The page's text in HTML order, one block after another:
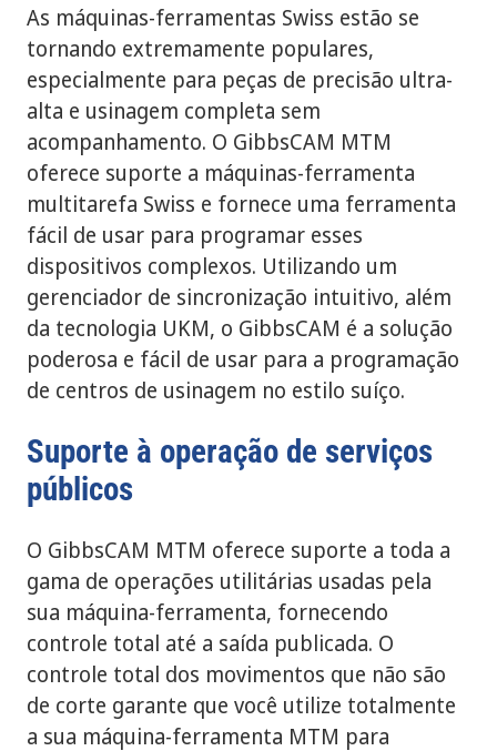
As máquinas-ferramentas Swiss estão se
tornando extremamente populares,
especialmente para peças de precisão ultra-
alta e usinagem completa sem
acompanhamento. O GibbsCAM MTM
oferece suporte a máquinas-ferramenta
multitarefa Swiss e fornece uma ferramenta
fácil de usar para programar esses
dispositivos complexos. Utilizando um
gerenciador de sincronização intuitivo, além
da tecnologia UKM, o GibbsCAM é a solução
poderosa e fácil de usar para a programação
de centros de usinagem no estilo suíço.
Suporte à operação de serviços
públicos
O GibbsCAM MTM oferece suporte a toda a
gama de operações utilitárias usadas pela
sua máquina-ferramenta, fornecendo
controle total até a saída publicada. O
controle total dos movimentos que não são
de corte garante que você utilize totalmente
a sua máquina-ferramenta MTM para